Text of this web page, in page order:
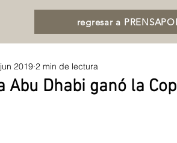
regresar a
Abu Dhabi ganó la
2019 2 min de lectura